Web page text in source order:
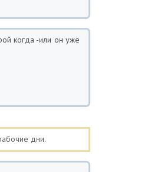
когда -или он уже
дни.